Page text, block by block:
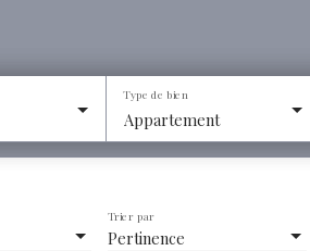
Appartement
Type de bien
Pertinence
Trier par